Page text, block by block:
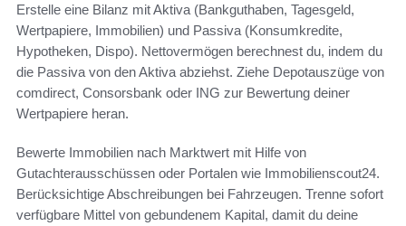
Erstelle eine Bilanz mit Aktiva (Bankguthaben, Tagesgeld,
Wertpapiere, Immobilien) und Passiva (Konsumkredite,
Hypotheken, Dispo). Nettovermögen berechnest du, indem du
die Passiva von den Aktiva abziehst. Ziehe Depotauszüge von
comdirect, Consorsbank oder ING zur Bewertung deiner
Wertpapiere heran.
Bewerte Immobilien nach Marktwert mit Hilfe von
Gutachterausschüssen oder Portalen wie Immobilienscout24.
Berücksichtige Abschreibungen bei Fahrzeugen. Trenne sofort
verfügbare Mittel von gebundenem Kapital, damit du deine